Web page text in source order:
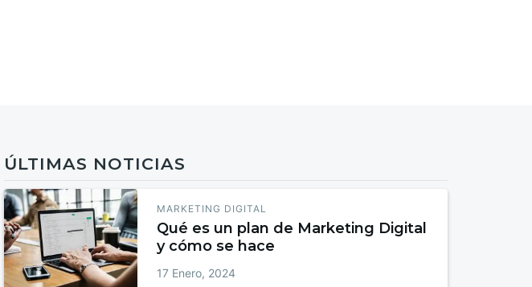
ÚLTIMAS NOTICIAS
MARKETING DIGITAL
Qué es un plan de Marketing Digital
y cómo se hace
17 Enero, 2024